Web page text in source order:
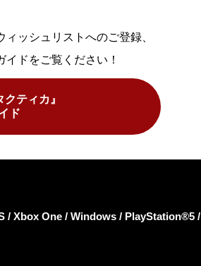
ッシュリストへのご登録、
ドをご覧ください！
クティカ』
ド
/ Xbox One / Windows / PlayStation®5 /